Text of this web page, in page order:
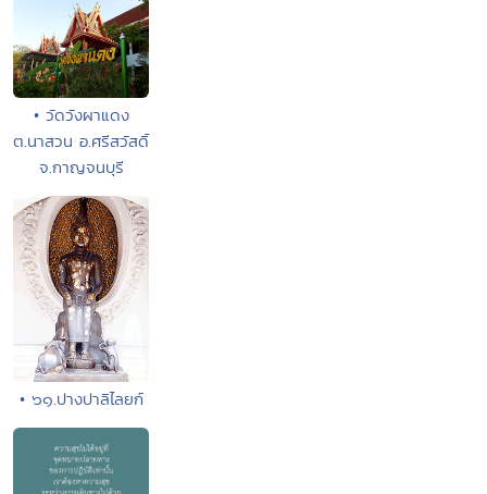
• วัดวังผาแดง
ต.นาสวน อ.ศรีสวัสดิ์
จ.กาญจนบุรี
• ๖๑.ปางปาลิไลยก์